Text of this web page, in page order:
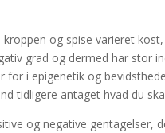
og spise varieret
grad og dermed har stor
for i epigenetik og
tidligere antaget hvad du
og negative gentagelser,